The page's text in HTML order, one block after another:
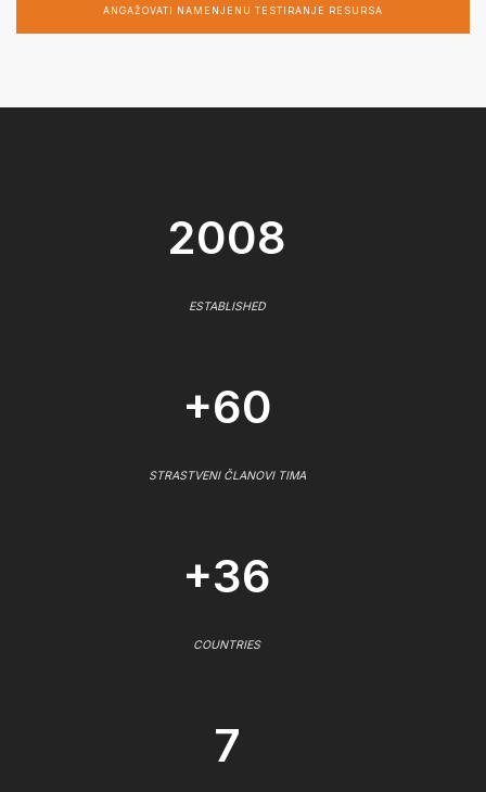
ANGAŽOVATI NAMENJENU TESTIRANJE RESURSA
2008
ESTABLISHED
+60
STRASTVENI ČLANOVI TIMA
+36
COUNTRIES
7